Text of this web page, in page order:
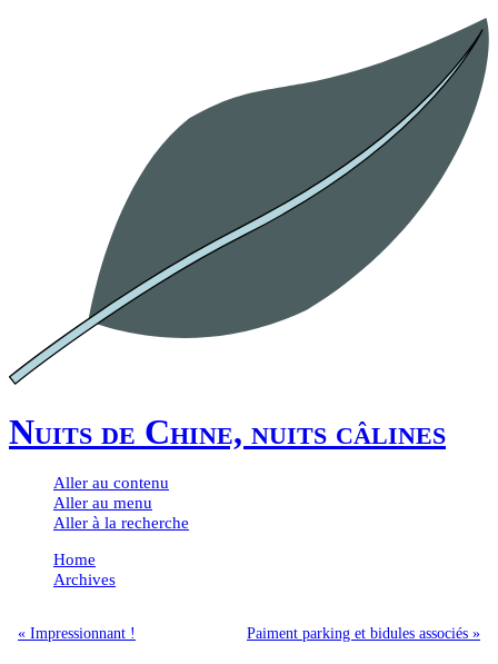
Nuits de Chine, nuits câlines
Aller au contenu
Aller au menu
Aller à la recherche
Home
Archives
« Impressionnant ! Paiment parking et bidules associés »